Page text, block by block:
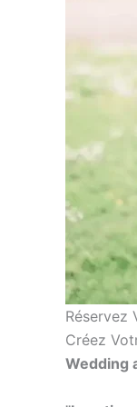
Réservez
Créez
Wedding